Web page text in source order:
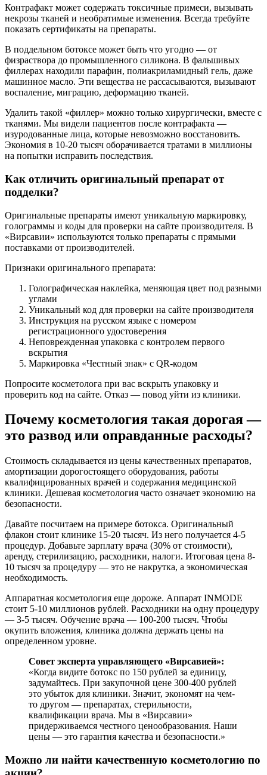
Контрафакт может содержать токсичные примеси, вызывать
некрозы тканей и необратимые изменения. Всегда требуйте
показать сертификаты на препараты.
В поддельном ботоксе может быть что угодно — от
физраствора до промышленного силикона. В фальшивых
филлерах находили парафин, полиакриламидный гель, даже
машинное масло. Эти вещества не рассасываются, вызывают
воспаление, миграцию, деформацию тканей.
Удалить такой «филлер» можно только хирургически, вместе с
тканями. Мы видели пациентов после контрафакта —
изуродованные лица, которые невозможно восстановить.
Экономия в 10-20 тысяч оборачивается тратами в миллионы
на попытки исправить последствия.
Как отличить оригинальный препарат от
подделки?
Оригинальные препараты имеют уникальную маркировку,
голограммы и коды для проверки на сайте производителя. В
«Вирсавии» используются только препараты с прямыми
поставками от производителей.
Признаки оригинального препарата:
Голографическая наклейка, меняющая цвет под разными
углами
Уникальный код для проверки на сайте производителя
Инструкция на русском языке с номером
регистрационного удостоверения
Неповрежденная упаковка с контролем первого
вскрытия
Маркировка «Честный знак» с QR-кодом
Попросите косметолога при вас вскрыть упаковку и
проверить код на сайте. Отказ — повод уйти из клиники.
Почему косметология такая дорогая —
это развод или оправданные расходы?
Стоимость складывается из цены качественных препаратов,
амортизации дорогостоящего оборудования, работы
квалифицированных врачей и содержания медицинской
клиники. Дешевая косметология часто означает экономию на
безопасности.
Давайте посчитаем на примере ботокса. Оригинальный
флакон стоит клинике 15-20 тысяч. Из него получается 4-5
процедур. Добавьте зарплату врача (30% от стоимости),
аренду, стерилизацию, расходники, налоги. Итоговая цена 8-
10 тысяч за процедуру — это не накрутка, а экономическая
необходимость.
Аппаратная косметология еще дороже. Аппарат INMODE
стоит 5-10 миллионов рублей. Расходники на одну процедуру
— 3-5 тысяч. Обучение врача — 100-200 тысяч. Чтобы
окупить вложения, клиника должна держать цены на
определенном уровне.
Совет эксперта управляющего «Вирсавией»:
«Когда видите ботокс по 150 рублей за единицу,
задумайтесь. При закупочной цене 300-400 рублей
это убыток для клиники. Значит, экономят на чем-
то другом — препаратах, стерильности,
квалификации врача. Мы в «Вирсавии»
придерживаемся честного ценообразования. Наши
цены — это гарантия качества и безопасности.»
Можно ли найти качественную косметологию по